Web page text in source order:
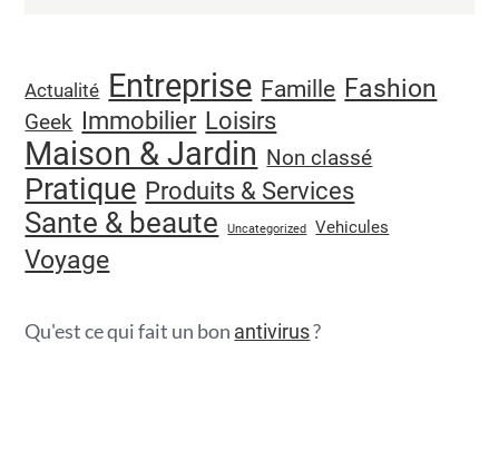
Actualité Entreprise Famille Fashion
Geek Immobilier Loisirs
Maison & Jardin Non classé
Pratique Produits & Services
Sante & beaute Uncategorized Vehicules
Voyage
Qu'est ce qui fait un bon antivirus?